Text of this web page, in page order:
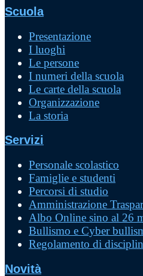
Scuola
Presentazione
I luoghi
Le persone
I numeri della scuola
Le carte della scuola
Organizzazione
La storia
Servizi
Personale scolastico
Famiglie e studenti
Percorsi di studio
Amministrazione
Albo Online sino al 26
Bullismo e Cyber
Regolamento di
Novità